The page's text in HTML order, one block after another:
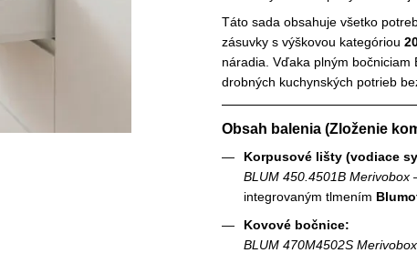
Táto sada obsahuje všetko
zásuvky s výškovou kategóriou
náradia. Vďaka plným
drobných kuchynských potrieb
Obsah balenia (Zloženie
Korpusové lišty (vodiace
BLUM 450.4501B Merivobox
integrovaným tlmením
Kovové bočnice:
BLUM 470M4502S Merivobox